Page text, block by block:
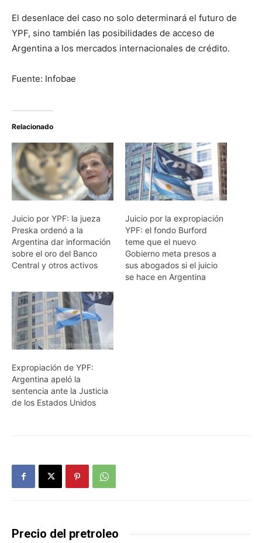
El desenlace del caso no solo determinará el futuro de
YPF, sino también las posibilidades de acceso de
Argentina a los mercados internacionales de crédito.
Fuente: Infobae
Relacionado
Juicio por YPF: la jueza
Preska ordenó a la
Argentina dar información
sobre el oro del Banco
Central y otros activos
Juicio por la expropiación
YPF: el fondo Burford
teme que el nuevo
Gobierno meta presos a
sus abogados si el juicio
se hace en Argentina
Expropiación de YPF:
Argentina apeló la
sentencia ante la Justicia
de los Estados Unidos
Precio del pretroleo